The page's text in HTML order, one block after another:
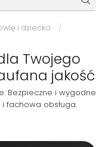
i dziecko
/
Twojego
jakość
Bezpieczne i wygodne
fachowa obsługa.